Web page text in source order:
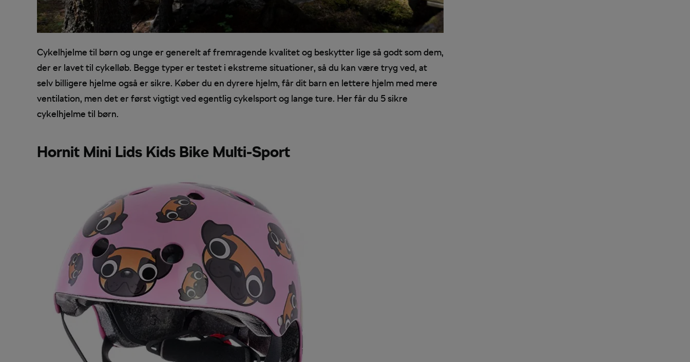
Cykelhjelme til børn og unge er generelt af fremragende kvalitet og beskytter lige så godt som dem,
der er lavet til cykelløb. Begge typer er testet i ekstreme situationer, så du kan være tryg ved, at
selv billigere hjelme også er sikre. Køber du en dyrere hjelm, får dit barn en lettere hjelm med mere
ventilation, men det er først vigtigt ved egentlig cykelsport og lange ture. Her får du 5 sikre
cykelhjelme til børn.
Hornit Mini Lids Kids Bike Multi-Sport